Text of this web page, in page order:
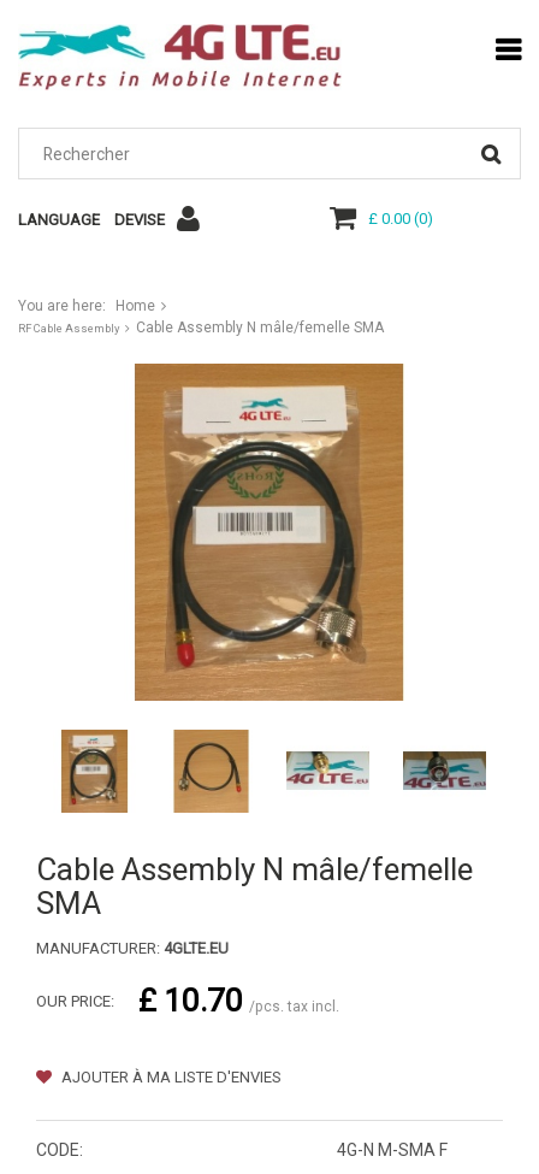
LANGUAGE DEVISE £ 0.00(0)
You are here: Home
RF Cable Assembly Cable Assembly N mâle/femelle SMA
Cable Assembly N mâle/femelle
SMA
MANUFACTURER: 4GLTE.EU
OUR PRICE: £ 10.70 /pcs. tax incl.
AJOUTER À MA LISTE D'ENVIES
CODE: 4G-N M-SMA F